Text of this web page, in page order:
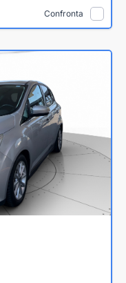
Confronta